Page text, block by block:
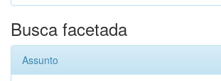
Busca facetada
Assunto